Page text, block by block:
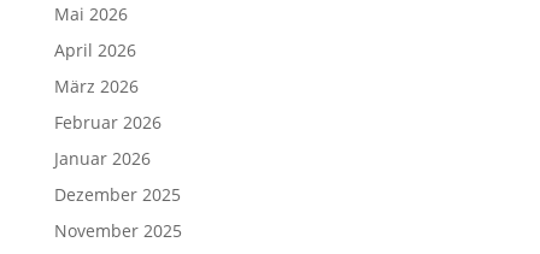
Mai 2026
April 2026
März 2026
Februar 2026
Januar 2026
Dezember 2025
November 2025